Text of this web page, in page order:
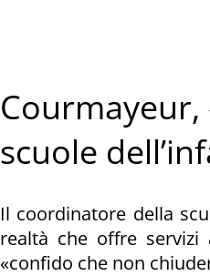
scuole
Il coordinatore della
realtà che offre
«confido che non